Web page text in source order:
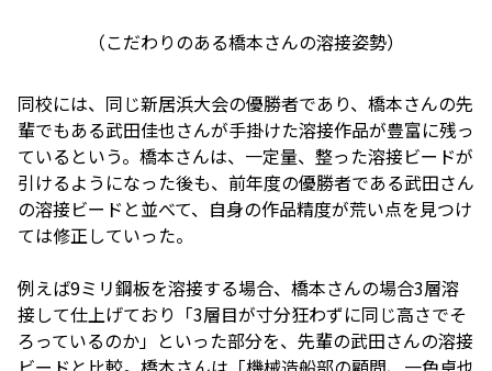
（こだわりのある橋本さんの溶接姿勢）
同校には、同じ新居浜大会の優勝者であり、橋本さんの先
輩でもある武田佳也さんが手掛けた溶接作品が豊富に残っ
ているという。橋本さんは、一定量、整った溶接ビードが
引けるようになった後も、前年度の優勝者である武田さん
の溶接ビードと並べて、自身の作品精度が荒い点を見つけ
ては修正していった。
例えば9ミリ鋼板を溶接する場合、橋本さんの場合3層溶
接して仕上げており「3層目が寸分狂わずに同じ高さでそ
ろっているのか」といった部分を、先輩の武田さんの溶接